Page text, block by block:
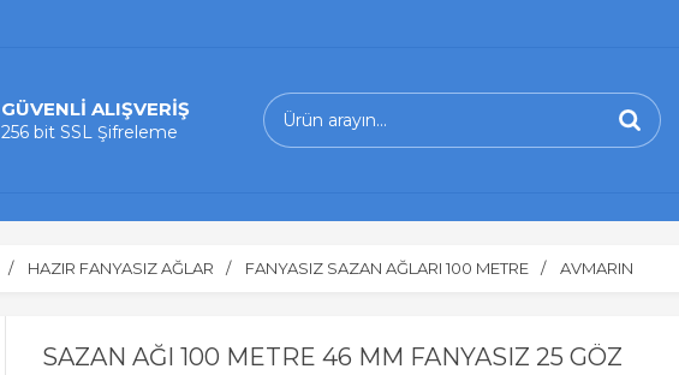
GÜVENLİ ALIŞVERİŞ
256 bit SSL Şifreleme
HAZIR FANYASIZ AĞLAR FANYASIZ SAZAN AĞLARI 100 METRE AVMARIN
SAZAN AĞI 100 METRE 46 MM FANYASIZ 25 GÖZ